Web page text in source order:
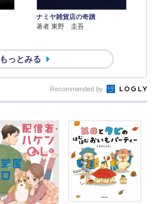
ナミヤ雑貨店の奇蹟
著者 東野 圭吾
もっとみる
Recommended by